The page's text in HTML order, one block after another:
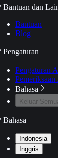
Bantuan dan
Bantuan
Blog
Pengaturan
Pengaturan
Pemeriksaan
Bahasa
Keluar
Bahasa
Indonesia
Inggris